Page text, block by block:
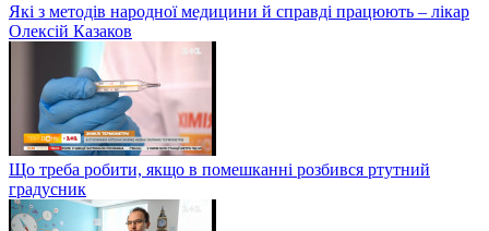
Які з методів народної медицини й справді працюють – лікар
Олексій Казаков
Що треба робити, якщо в помешканні розбився ртутний
градусник